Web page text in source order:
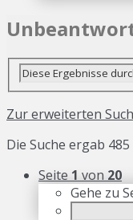
Zur erweiterten
Die Suche ergab
Seite 1 von 20
Gehe zu